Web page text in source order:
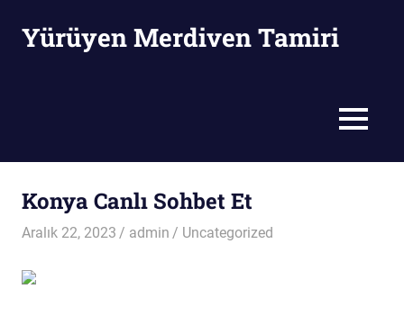
Yürüyen Merdiven Tamiri
MENU
Konya Canlı Sohbet Et
Aralık 22, 2023 admin Uncategorized